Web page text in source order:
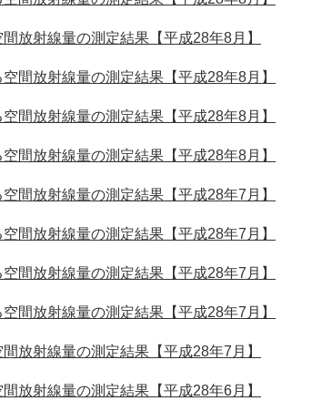
放射線量の測定結果【平成28年8月】
間放射線量の測定結果【平成28年8月】
間放射線量の測定結果【平成28年8月】
間放射線量の測定結果【平成28年8月】
間放射線量の測定結果【平成28年7月】
間放射線量の測定結果【平成28年7月】
間放射線量の測定結果【平成28年7月】
間放射線量の測定結果【平成28年7月】
放射線量の測定結果【平成28年7月】
放射線量の測定結果【平成28年6月】